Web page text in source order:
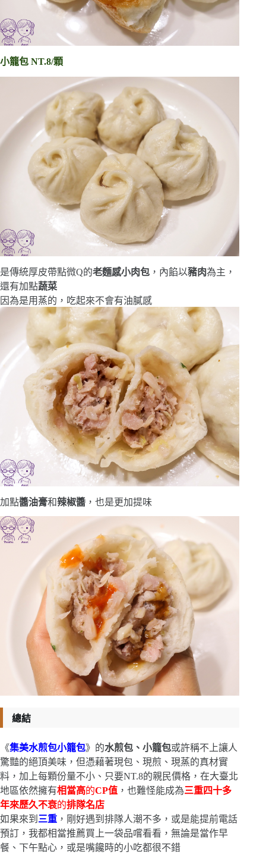
小籠包 NT.8/顆
是傳統厚皮帶點微Q的老麵感小肉包 ，內餡以豬肉為主，
還有加點蔬菜
因為是用蒸的，吃起來不會有油膩感
加點醬油膏和辣椒醬 ，也是更加提味
總結
《集美水煎包小籠包》的水煎包、小籠包或許稱不上讓人
驚豔的絕頂美味，但憑藉著現包、現煎、現蒸的真材實
料，加上每顆份量不小、只要NT.8的親民價格，在大臺北
地區依然擁有相當高的CP值 ，也難怪能成為三重四十多
年來歷久不衰的排隊名店
如果來到 三重 ，剛好遇到排隊人潮不多，或是能提前電話
預訂，我都相當推薦買上一袋品嚐看看，無論是當作早
餐、下午點心，或是嘴饞時的小吃都很不錯